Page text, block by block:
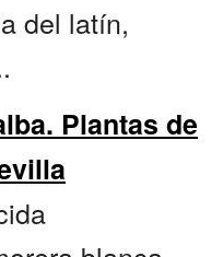
del latín,
Plantas de